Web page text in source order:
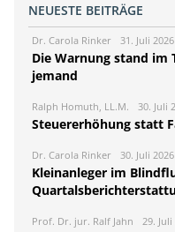
NEUESTE BEITRÄGE
Dr. Carola Rinker 31. Juli 2026
Die Warnung stand im
jemand
Ralph Homuth, LL.M. 30. Juli
Steuererhöhung statt
Dr. Carola Rinker 30. Juli 2026
Kleinanleger im
Prof. Dr. jur. Ralf Jahn 29.